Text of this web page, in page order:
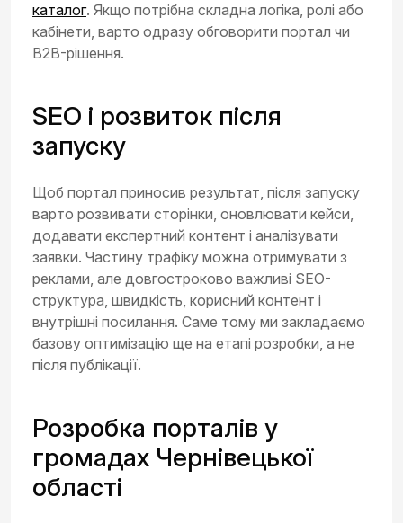
каталог. Якщо потрібна складна логіка, ролі або
кабінети, варто одразу обговорити портал чи
B2B-рішення.
SEO і розвиток після
запуску
Щоб портал приносив результат, після запуску
варто розвивати сторінки, оновлювати кейси,
додавати експертний контент і аналізувати
заявки. Частину трафіку можна отримувати з
реклами, але довгостроково важливі SEO-
структура, швидкість, корисний контент і
внутрішні посилання. Саме тому ми закладаємо
базову оптимізацію ще на етапі розробки, а не
після публікації.
Розробка порталів у
громадах Чернівецької
області